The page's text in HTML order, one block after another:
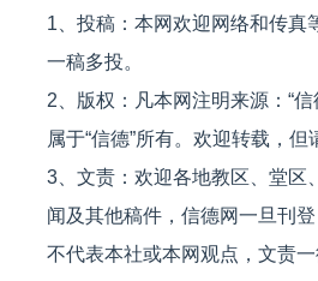
1、投稿：本网欢迎网络和传真
一稿多投。
2、版权：凡本网注明来源：“
属于“信德”所有。欢迎转载，但
3、文责：欢迎各地教区、堂区
闻及其他稿件，信德网一旦刊
不代表本社或本网观点，文责